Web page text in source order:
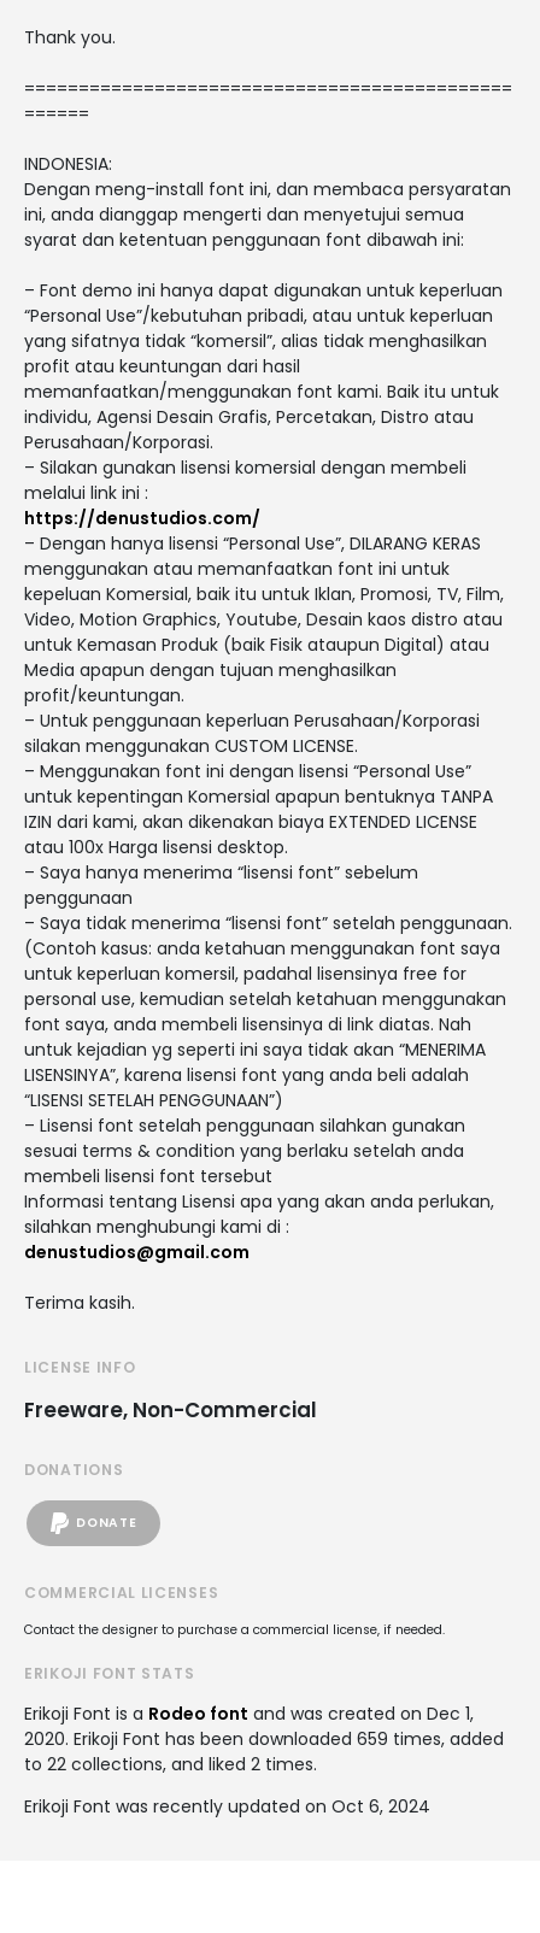
Thank you.
=============================================
======
INDONESIA:
Dengan meng-install font ini, dan membaca persyaratan
ini, anda dianggap mengerti dan menyetujui semua
syarat dan ketentuan penggunaan font dibawah ini:
– Font demo ini hanya dapat digunakan untuk keperluan
“Personal Use”/kebutuhan pribadi, atau untuk keperluan
yang sifatnya tidak “komersil”, alias tidak menghasilkan
profit atau keuntungan dari hasil
memanfaatkan/menggunakan font kami. Baik itu untuk
individu, Agensi Desain Grafis, Percetakan, Distro atau
Perusahaan/Korporasi.
– Silakan gunakan lisensi komersial dengan membeli
melalui link ini :
https://denustudios.com/
– Dengan hanya lisensi “Personal Use”, DILARANG KERAS
menggunakan atau memanfaatkan font ini untuk
kepeluan Komersial, baik itu untuk Iklan, Promosi, TV, Film,
Video, Motion Graphics, Youtube, Desain kaos distro atau
untuk Kemasan Produk (baik Fisik ataupun Digital) atau
Media apapun dengan tujuan menghasilkan
profit/keuntungan.
– Untuk penggunaan keperluan Perusahaan/Korporasi
silakan menggunakan CUSTOM LICENSE.
– Menggunakan font ini dengan lisensi “Personal Use”
untuk kepentingan Komersial apapun bentuknya TANPA
IZIN dari kami, akan dikenakan biaya EXTENDED LICENSE
atau 100x Harga lisensi desktop.
– Saya hanya menerima “lisensi font” sebelum
penggunaan
– Saya tidak menerima “lisensi font” setelah penggunaan.
(Contoh kasus: anda ketahuan menggunakan font saya
untuk keperluan komersil, padahal lisensinya free for
personal use, kemudian setelah ketahuan menggunakan
font saya, anda membeli lisensinya di link diatas. Nah
untuk kejadian yg seperti ini saya tidak akan “MENERIMA
LISENSINYA”, karena lisensi font yang anda beli adalah
“LISENSI SETELAH PENGGUNAAN”)
– Lisensi font setelah penggunaan silahkan gunakan
sesuai terms & condition yang berlaku setelah anda
membeli lisensi font tersebut
Informasi tentang Lisensi apa yang akan anda perlukan,
silahkan menghubungi kami di :
denustudios@gmail.com
Terima kasih.
LICENSE INFO
Freeware, Non-Commercial
DONATIONS
DONATE
COMMERCIAL LICENSES
Contact the designer to purchase a commercial license, if needed.
ERIKOJI FONT STATS
Erikoji Font is a Rodeo font and was created on Dec 1,
2020. Erikoji Font has been downloaded 659 times, added
to 22 collections, and liked 2 times.
Erikoji Font was recently updated on Oct 6, 2024